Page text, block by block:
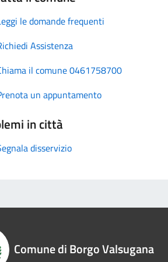
le domande frequenti
Assistenza
il comune 0461758700
un appuntamento
in città
disservizio
Comune di Borgo Valsugana